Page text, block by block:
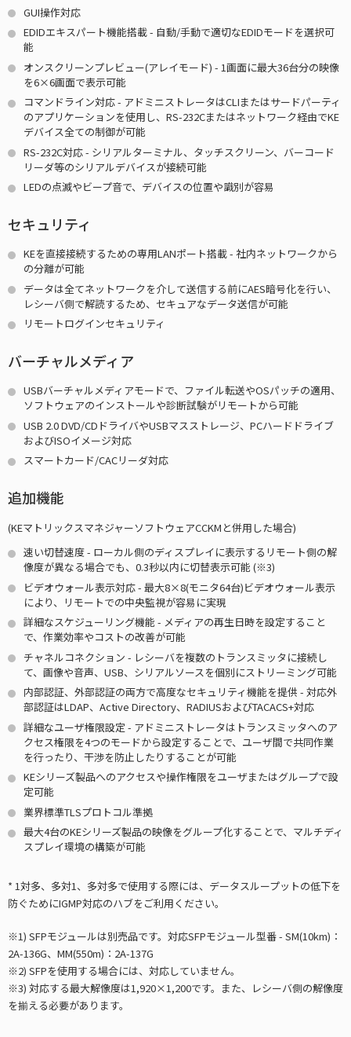
GUI操作対応
EDIDエキスパート機能搭載 - 自動/手動で適切なEDIDモードを選択可
能
オンスクリーンプレビュー(アレイモード) - 1画面に最大36台分の映像
を6×6画面で表示可能
コマンドライン対応 - アドミニストレータはCLIまたはサードパーティ
のアプリケーションを使用し、RS-232Cまたはネットワーク経由でKE
デバイス全ての制御が可能
RS-232C対応 - シリアルターミナル、タッチスクリーン、バーコード
リーダ等のシリアルデバイスが接続可能
LEDの点滅やビープ音で、デバイスの位置や識別が容易
セキュリティ
KEを直接接続するための専用LANポート搭載 - 社内ネットワークから
の分離が可能
データは全てネットワークを介して送信する前にAES暗号化を行い、
レシーバ側で解読するため、セキュアなデータ送信が可能
リモートログインセキュリティ
バーチャルメディア
USBバーチャルメディアモードで、ファイル転送やOSパッチの適用、
ソフトウェアのインストールや診断試験がリモートから可能
USB 2.0 DVD/CDドライバやUSBマスストレージ、PCハードドライブ
およびISOイメージ対応
スマートカード/CACリーダ対応
追加機能
(KEマトリックスマネジャーソフトウェアCCKMと併用した場合)
速い切替速度 - ローカル側のディスプレイに表示するリモート側の解
像度が異なる場合でも、0.3秒以内に切替表示可能 (※3)
ビデオウォール表示対応 - 最大8×8(モニタ64台)ビデオウォール表示
により、リモートでの中央監視が容易に実現
詳細なスケジューリング機能 - メディアの再生日時を設定すること
で、作業効率やコストの改善が可能
チャネルコネクション - レシーバを複数のトランスミッタに接続し
て、画像や音声、USB、シリアルソースを個別にストリーミング可能
内部認証、外部認証の両方で高度なセキュリティ機能を提供 - 対応外
部認証はLDAP、Active Directory、RADIUSおよびTACACS+対応
詳細なユーザ権限設定 - アドミニストレータはトランスミッタへのア
クセス権限を4つのモードから設定することで、ユーザ間で共同作業
を行ったり、干渉を防止したりすることが可能
KEシリーズ製品へのアクセスや操作権限をユーザまたはグループで設
定可能
業界標準TLSプロトコル準拠
最大4台のKEシリーズ製品の映像をグループ化することで、マルチディ
スプレイ環境の構築が可能
* 1対多、多対1、多対多で使用する際には、データスループットの低下を
防ぐためにIGMP対応のハブをご利用ください。
※1) SFPモジュールは別売品です。対応SFPモジュール型番 - SM(10km)：
2A-136G、MM(550m)：2A-137G
※2) SFPを使用する場合には、対応していません。
※3) 対応する最大解像度は1,920×1,200です。また、レシーバ側の解像度
を揃える必要があります。